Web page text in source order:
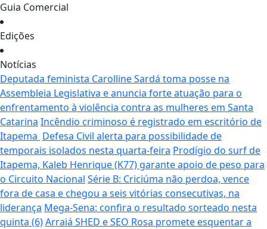
Guia Comercial
Edições
Notícias
Deputada feminista Carolline Sardá toma posse na
Assembleia Legislativa e anuncia forte atuação para o
enfrentamento à violência contra as mulheres em Santa
Catarina Incêndio criminoso é registrado em escritório de
Itapema Defesa Civil alerta para possibilidade de
temporais isolados nesta quarta-feira Prodígio do surf de
Itapema, Kaleb Henrique (K77) garante apoio de peso para
o Circuito Nacional Série B: Criciúma não perdoa, vence
fora de casa e chegou a seis vitórias consecutivas, na
liderança Mega-Sena: confira o resultado sorteado nesta
quinta (6)Arraiá SHED e SEO Rosa promete esquentar a